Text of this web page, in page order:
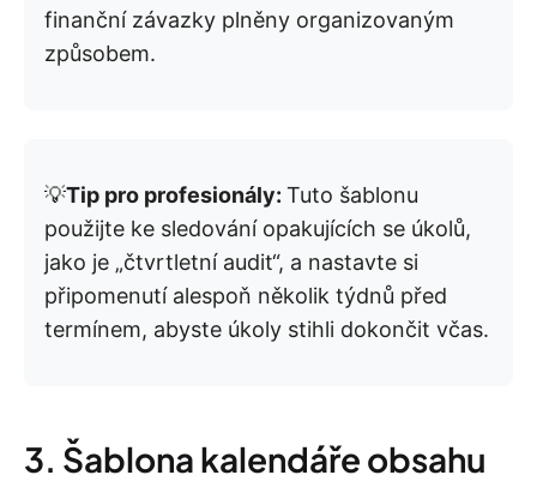
finanční závazky plněny organizovaným
způsobem.
💡Tip pro profesionály: Tuto šablonu
použijte ke sledování opakujících se úkolů,
jako je „čtvrtletní audit“, a nastavte si
připomenutí alespoň několik týdnů před
termínem, abyste úkoly stihli dokončit včas.
3. Šablona kalendáře obsahu